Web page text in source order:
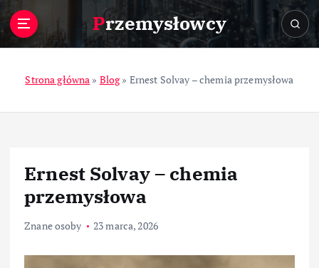
Przemysłowcy
Strona główna » Blog» Ernest Solvay – chemia przemysłowa
Ernest Solvay – chemia
przemysłowa
Znane osoby 23 marca, 2026